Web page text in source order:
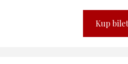
Kup bilet